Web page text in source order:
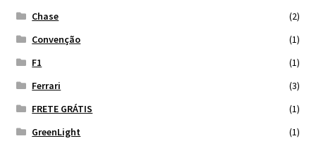
Chase
(2)
Convenção
(1)
F1
(1)
Ferrari
(3)
FRETE GRÁTIS
(1)
GreenLight
(1)